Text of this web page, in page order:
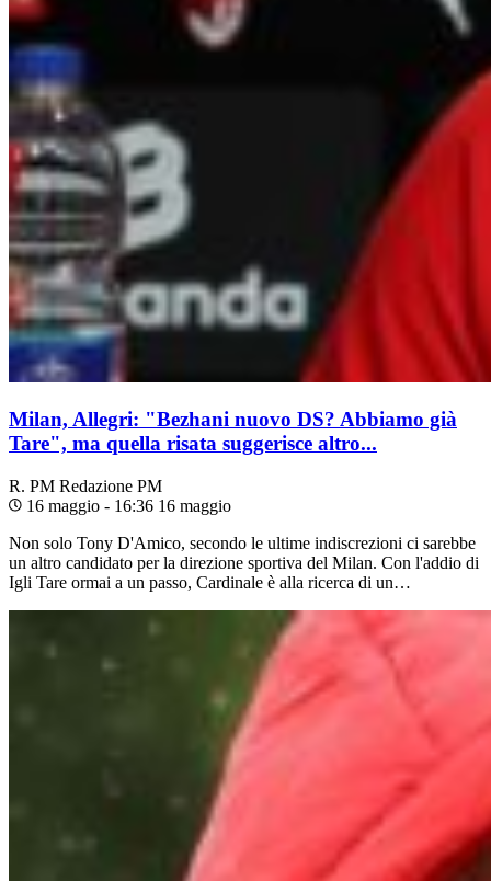
Milan, Allegri: "Bezhani nuovo DS? Abbiamo già
Tare", ma quella risata suggerisce altro...
R. PM Redazione PM
16 maggio - 16:36 16 maggio
Non solo Tony D'Amico, secondo le ultime indiscrezioni ci sarebbe
un altro candidato per la direzione sportiva del Milan. Con l'addio di
Igli Tare ormai a un passo, Cardinale è alla ricerca di un…